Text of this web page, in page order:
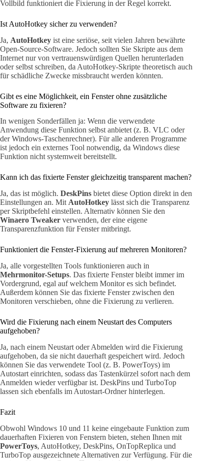
Vollbild funktioniert die Fixierung in der Regel korrekt.
Ist AutoHotkey sicher zu verwenden?
Ja, AutoHotkey ist eine seriöse, seit vielen Jahren bewährte
Open-Source-Software. Jedoch sollten Sie Skripte aus dem
Internet nur von vertrauenswürdigen Quellen herunterladen
oder selbst schreiben, da AutoHotkey-Skripte theoretisch auch
für schädliche Zwecke missbraucht werden könnten.
Gibt es eine Möglichkeit, ein Fenster ohne zusätzliche
Software zu fixieren?
In wenigen Sonderfällen ja: Wenn die verwendete
Anwendung diese Funktion selbst anbietet (z. B. VLC oder
der Windows-Taschenrechner). Für alle anderen Programme
ist jedoch ein externes Tool notwendig, da Windows diese
Funktion nicht systemweit bereitstellt.
Kann ich das fixierte Fenster gleichzeitig transparent machen?
Ja, das ist möglich. DeskPins bietet diese Option direkt in den
Einstellungen an. Mit AutoHotkey lässt sich die Transparenz
per Skriptbefehl einstellen. Alternativ können Sie den
Winaero Tweaker verwenden, der eine eigene
Transparenzfunktion für Fenster mitbringt.
Funktioniert die Fenster-Fixierung auf mehreren Monitoren?
Ja, alle vorgestellten Tools funktionieren auch in
Mehrmonitor-Setups. Das fixierte Fenster bleibt immer im
Vordergrund, egal auf welchem Monitor es sich befindet.
Außerdem können Sie das fixierte Fenster zwischen den
Monitoren verschieben, ohne die Fixierung zu verlieren.
Wird die Fixierung nach einem Neustart des Computers
aufgehoben?
Ja, nach einem Neustart oder Abmelden wird die Fixierung
aufgehoben, da sie nicht dauerhaft gespeichert wird. Jedoch
können Sie das verwendete Tool (z. B. PowerToys) im
Autostart einrichten, sodass das Tastenkürzel sofort nach dem
Anmelden wieder verfügbar ist. DeskPins und TurboTop
lassen sich ebenfalls im Autostart-Ordner hinterlegen.
Fazit
Obwohl Windows 10 und 11 keine eingebaute Funktion zum
dauerhaften Fixieren von Fenstern bieten, stehen Ihnen mit
PowerToys, AutoHotkey, DeskPins, OnTopReplica und
TurboTop ausgezeichnete Alternativen zur Verfügung. Für die